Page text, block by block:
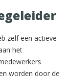
zelf een actieve
het
worden door de